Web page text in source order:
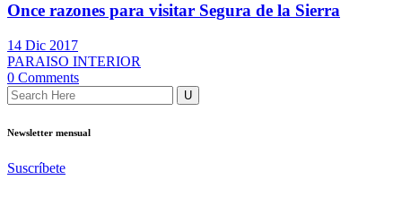
Once razones para visitar Segura de la Sierra
14 Dic 2017
PARAISO INTERIOR
0 Comments
Newsletter mensual
Suscríbete